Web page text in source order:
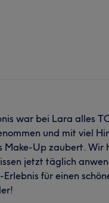
war bei Lara alles
und mit viel
Up zaubert. Wir
jetzt täglich
für einen